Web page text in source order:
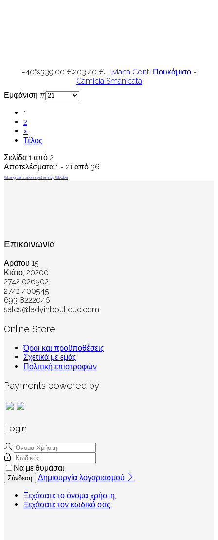
-40%339,00 €203,40 € Liviana Conti Πουκάμισο -
Camicia Smanicata
Εμφάνιση #
1
2
»
Τέλος
Σελίδα 1 από 2
Αποτελέσματα 1 - 21 από 36
FaLang translation system by Faboba
Επικοινωνία
Αράτου 15
Κιάτο, 20200
2742 026502
2742 400545
693 8222046
sales@ladyinboutique.com
Online Store
Όροι και προϋποθέσεις
Σχετικά με εμάς
Πολιτική επιστροφών
Payments powered by
Login
Να με θυμάσαι
Σύνδεση
Δημιουργία λογαριασμού
Ξεχάσατε το όνομα χρήστη;
Ξεχάσατε τον κωδικό σας;